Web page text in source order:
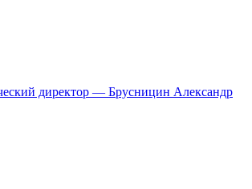
директор — Брусницин Александр